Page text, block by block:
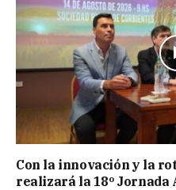
Con la innovación y la
realizará la 18º